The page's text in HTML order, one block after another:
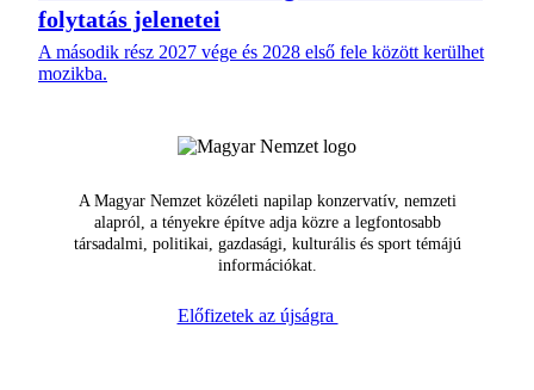
folytatás jelenetei
A második rész 2027 vége és 2028 első fele között kerülhet
mozikba.
A Magyar Nemzet közéleti napilap konzervatív, nemzeti
alapról, a tényekre építve adja közre a legfontosabb
társadalmi, politikai, gazdasági, kulturális és sport témájú
információkat.
Előfizetek az újságra